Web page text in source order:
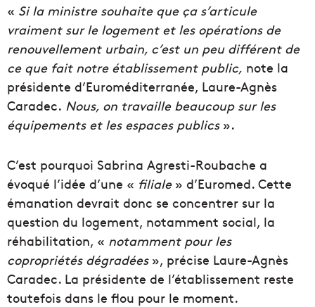
« Si la ministre souhaite que ça s’articule
vraiment sur le logement et les opérations de
renouvellement urbain, c’est un peu différent de
ce que fait notre établissement public, note la
présidente d’Euroméditerranée, Laure-Agnès
Caradec. Nous, on travaille beaucoup sur les
équipements et les espaces publics».
C’est pourquoi Sabrina Agresti-Roubache a
évoqué l’idée d’une « filiale» d’Euromed. Cette
émanation devrait donc se concentrer sur la
question du logement, notamment social, la
réhabilitation, « notamment pour les
copropriétés dégradées», précise Laure-Agnès
Caradec. La présidente de l’établissement reste
toutefois dans le flou pour le moment.